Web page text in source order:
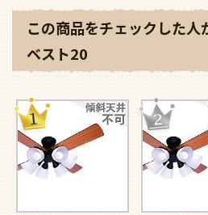
この商品をチェックした人
ベスト20